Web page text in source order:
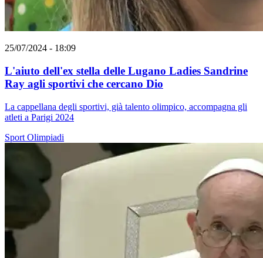
25/07/2024 - 18:09
L'aiuto dell'ex stella delle Lugano Ladies Sandrine
Ray agli sportivi che cercano Dio
La cappellana degli sportivi, già talento olimpico, accompagna gli
atleti a Parigi 2024
Sport Olimpiadi